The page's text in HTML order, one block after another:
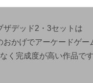
デッド2・3セットは
かげでアーケードゲー
く完成度が高い作品です